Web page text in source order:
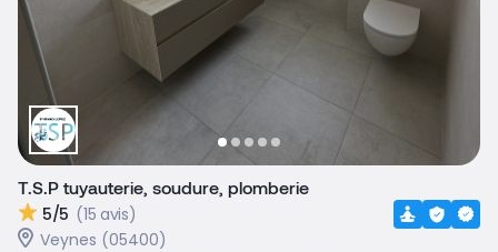
T.S.P tuyauterie, soudure, plomberie
5/5 (15 avis)
Veynes (05400)